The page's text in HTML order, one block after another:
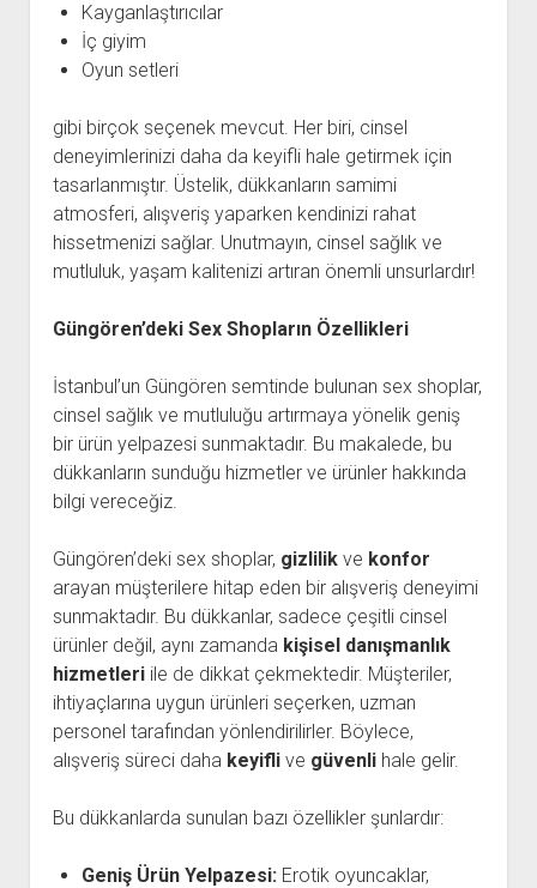
Kayganlaştırıcılar
İç giyim
Oyun setleri
gibi birçok seçenek mevcut. Her biri, cinsel
deneyimlerinizi daha da keyifli hale getirmek için
tasarlanmıştır. Üstelik, dükkanların samimi
atmosferi, alışveriş yaparken kendinizi rahat
hissetmenizi sağlar. Unutmayın, cinsel sağlık ve
mutluluk, yaşam kalitenizi artıran önemli unsurlardır!
Güngören’deki Sex Shopların Özellikleri
İstanbul’un Güngören semtinde bulunan sex shoplar,
cinsel sağlık ve mutluluğu artırmaya yönelik geniş
bir ürün yelpazesi sunmaktadır. Bu makalede, bu
dükkanların sunduğu hizmetler ve ürünler hakkında
bilgi vereceğiz.
Güngören’deki sex shoplar, gizlilikve konfor
arayan müşterilere hitap eden bir alışveriş deneyimi
sunmaktadır. Bu dükkanlar, sadece çeşitli cinsel
ürünler değil, aynı zamanda kişisel danışmanlık
hizmetleriile de dikkat çekmektedir. Müşteriler,
ihtiyaçlarına uygun ürünleri seçerken, uzman
personel tarafından yönlendirilirler. Böylece,
alışveriş süreci daha keyiflive güvenlihale gelir.
Bu dükkanlarda sunulan bazı özellikler şunlardır:
Geniş Ürün Yelpazesi:Erotik oyuncaklar,